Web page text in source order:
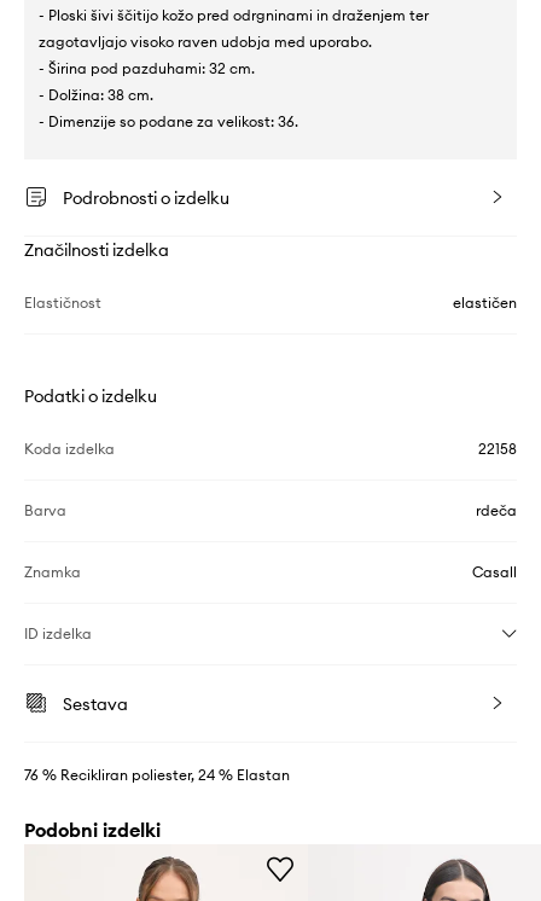
- Ploski šivi ščitijo kožo pred odrgninami in draženjem ter
zagotavljajo visoko raven udobja med uporabo.
- Širina pod pazduhami: 32 cm.
- Dolžina: 38 cm.
- Dimenzije so podane za velikost: 36.
Podrobnosti o izdelku
Značilnosti izdelka
Elastičnost elastičen
Podatki o izdelku
Koda izdelka 22158
Barva rdeča
Znamka Casall
ID izdelka
Sestava
76 % Recikliran poliester, 24 % Elastan
Podobni izdelki